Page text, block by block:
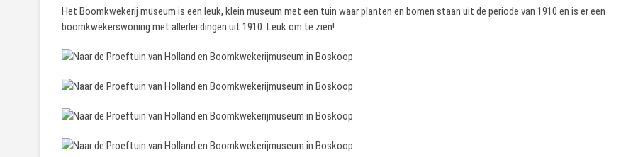
Het Boomkwekerij museum is een leuk, klein museum met een tuin waar planten en bomen staan uit de periode van 1910 en is er een
boomkwekerswoning met allerlei dingen uit 1910. Leuk om te zien!